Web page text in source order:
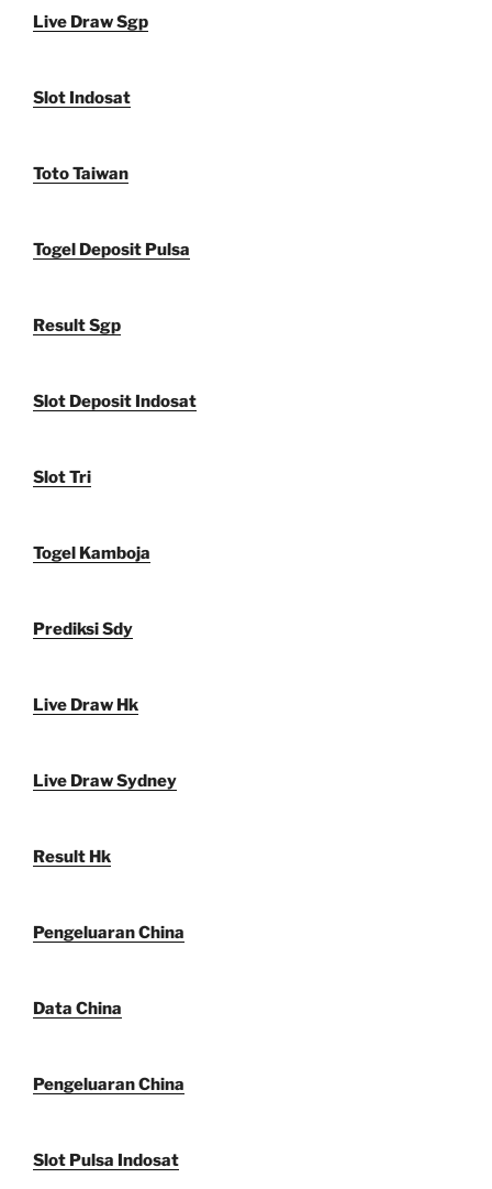
Live Draw Sgp
Slot Indosat
Toto Taiwan
Togel Deposit Pulsa
Result Sgp
Slot Deposit Indosat
Slot Tri
Togel Kamboja
Prediksi Sdy
Live Draw Hk
Live Draw Sydney
Result Hk
Pengeluaran China
Data China
Pengeluaran China
Slot Pulsa Indosat